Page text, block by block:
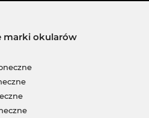
marki okularów